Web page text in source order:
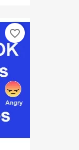
favorite_border